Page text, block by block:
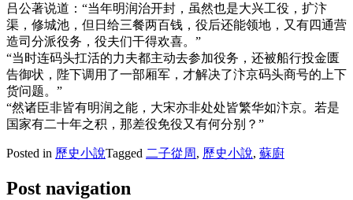
吕公著说道：“当年明润治开封，虽然也是大兴工役，扩汴
渠，修城池，但日给三餐两百钱，役后还能领地，又有四通营
造司分派役务，役夫们干得欢喜。”
“当时连码头扛活的力夫都主动去参加役务，还被船行投金匮
告御状，陛下调用了一部厢军，才解决了汴京码头商号的上下
货问题。”
“然诸臣非皆有明润之能，大宋亦非处处皆繁华如汴京。若是
国家有二十年之积，那差役免役又有何分别？”
Posted in 歷史小說Tagged 二子從周, 歷史小說, 蘇廚
Post navigation